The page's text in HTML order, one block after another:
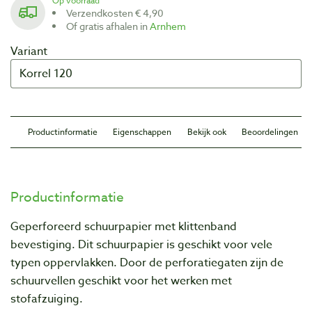
Verzendkosten € 4,90
Of gratis afhalen inArnhem
Variant
Productinformatie Eigenschappen Bekijk ook Beoordelingen
Productinformatie
Geperforeerd schuurpapier met klittenband
bevestiging. Dit schuurpapier is geschikt voor vele
typen oppervlakken. Door de perforatiegaten zijn de
schuurvellen geschikt voor het werken met
stofafzuiging.